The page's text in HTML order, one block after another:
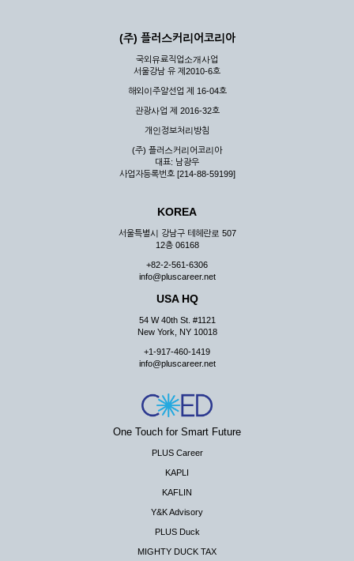
(주) 플러스커리어코리아
국외유료직업소개사업
서울강남 유 제2010-6호
해외이주알선업 제 16-04호
관광사업 제 2016-32호
개인정보처리방침
(주) 플러스커리어코리아
대표: 남광우
사업자등록번호 [214-88-59199]
KOREA
서울특별시 강남구 테헤란로 507
12층 06168
+82-2-561-6306
info@pluscareer.net
USA HQ
54 W 40th St. #1121
New York, NY 10018
+1-917-460-1419
info@pluscareer.net
One Touch for Smart Future
PLUS Career
KAPLI
KAFLIN
Y&K Advisory
PLUS Duck
MIGHTY DUCK TAX